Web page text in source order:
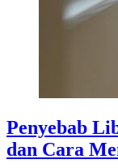
Penyebab
dan Cara